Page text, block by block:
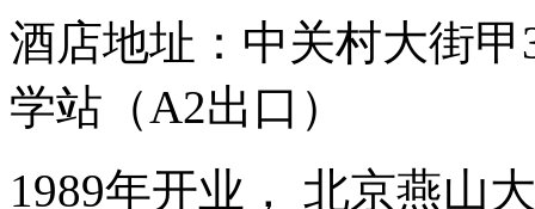
酒店地址：中关村大街
学站（A2出口）
1989年开业， 北京燕